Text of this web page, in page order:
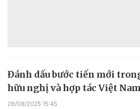
Đánh dấu bước tiến mới
hữu nghị và hợp tác Việt
28/08/2025 15:45